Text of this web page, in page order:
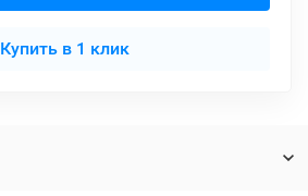
Купить в 1 клик